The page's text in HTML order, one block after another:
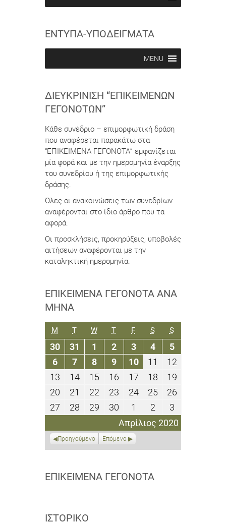
ΕΝΤΥΠΑ-ΥΠΟΔΕΙΓΜΑΤΑ
MENU
ΔΙΕΥΚΡΊΝΙΣΗ “ΕΠΙΚΕΊΜΕΝΩΝ
ΓΕΓΟΝΌΤΩΝ”
Κάθε συνέδριο – επιμορφωτική δράση
που αναφέρεται παρακάτω στα
“ΕΠΙΚΕΙΜΕΝΑ ΓΕΓΟΝΟΤΑ” εμφανίζεται
μία φορά και με την ημερομηνία έναρξης
του συνεδρίου ή της επιμορφωτικής
δράσης.
Όλες οι ανακοινώσεις των συνεδρίων
αναφέρονται στο ίδιο άρθρο που τα
αφορά.
Οι προσκλήσεις, προκηρύξεις, υποβολές
αιτήσεων αναφέρονται με την
καταληκτική ημερομηνία.
ΕΠΙΚΕΊΜΕΝΑ ΓΕΓΟΝΌΤΑ ΑΝΆ
ΜΉΝΑ
Απρίλιος 2020
M ΔΕΥΤΈΡΑ
TΤΡΊΤΗ
WΤΕΤΆΡΤΗ
TΠΈΜΠΤΗ
FΠΑΡΑΣΚΕΥΉ
SΣΆΒΒΑΤΟ
SΚΥΡΙΑΚΉ
3030
Μαρτίου
2020
31
Μαρτίου
2020
1
Απριλίου
2020
22
Απριλίου
2020
33
Απριλίου
2020
44
Απριλίου
2020
55
Απριλίου
2020
66
Απριλίου
2020
77
Απριλίου
2020
88
Απριλίου
2020
99
Απριλίου
2020
1010
Απριλίου
2020
11
Απριλίου
2020
1212
13
Απριλίου
2020
1414
Απριλίου
2020
1515
Απριλίου
2020
16
Απριλίου
2020
1717
Απριλίου
2020
1818
Απριλίου
2020
1919
2020
20
Απριλίου
2020
21
Απριλίου
2020
22
Απριλίου
2020
23
Απριλίου
2020
2424
Απριλίου
2020
2525
Απριλίου
2020
2626
2020
27
Απριλίου
28
Απριλίου
29
Απριλίου
2020
30
Απριλίου
2020
1
Μαΐου
2020
22
Μαΐου
2020
33
Μαΐου
2020
Προηγούμενο Επόμενο
ΕΠΙΚΕΊΜΕΝΑ ΓΕΓΟΝΌΤΑ
ΙΣΤΟΡΙΚΌ